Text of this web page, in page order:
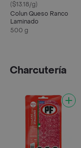
($13.18/g)
Colun Queso Ranco
Laminado
500 g
Charcutería